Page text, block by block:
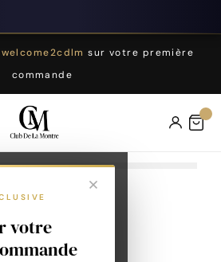
welcome2cdlm sur votre première
commande
votre